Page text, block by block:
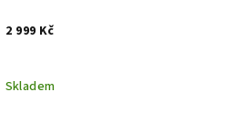
2 999 Kč
Skladem